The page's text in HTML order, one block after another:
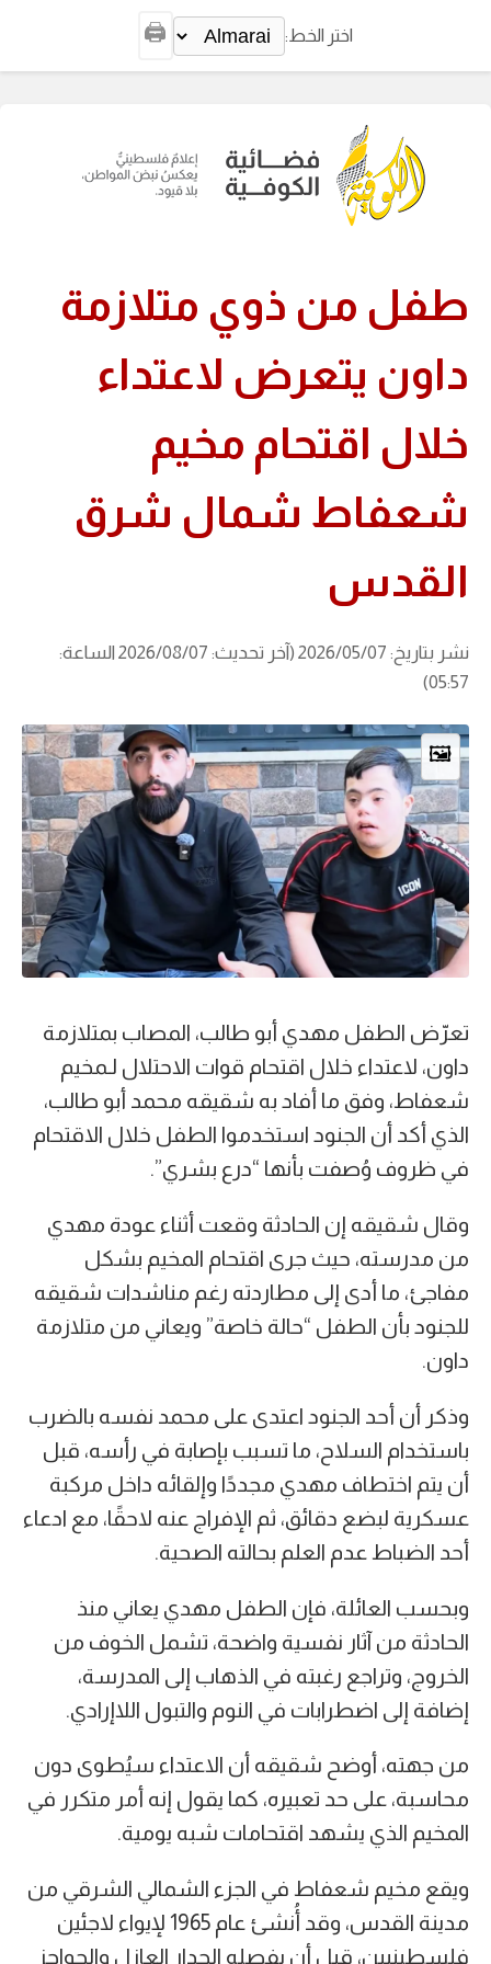
اختر الخط: 🖨️
طفل من ذوي متلازمة
داون يتعرض لاعتداء
خلال اقتحام مخيم
شعفاط شمال شرق
القدس
نشر بتاريخ: 2026/05/07 (آخر تحديث: 2026/08/07 الساعة:
05:57)
🖼️
تعرّض الطفل مهدي أبو طالب، المصاب بمتلازمة
داون، لاعتداء خلال اقتحام قوات الاحتلال لـمخيم
شعفاط، وفق ما أفاد به شقيقه محمد أبو طالب،
الذي أكد أن الجنود استخدموا الطفل خلال الاقتحام
في ظروف وُصفت بأنها “درع بشري”.
وقال شقيقه إن الحادثة وقعت أثناء عودة مهدي
من مدرسته، حيث جرى اقتحام المخيم بشكل
مفاجئ، ما أدى إلى مطاردته رغم مناشدات شقيقه
للجنود بأن الطفل “حالة خاصة” ويعاني من متلازمة
داون.
وذكر أن أحد الجنود اعتدى على محمد نفسه بالضرب
باستخدام السلاح، ما تسبب بإصابة في رأسه، قبل
أن يتم اختطاف مهدي مجددًا وإلقائه داخل مركبة
عسكرية لبضع دقائق، ثم الإفراج عنه لاحقًا، مع ادعاء
أحد الضباط عدم العلم بحالته الصحية.
وبحسب العائلة، فإن الطفل مهدي يعاني منذ
الحادثة من آثار نفسية واضحة، تشمل الخوف من
الخروج، وتراجع رغبته في الذهاب إلى المدرسة،
إضافة إلى اضطرابات في النوم والتبول اللاإرادي.
من جهته، أوضح شقيقه أن الاعتداء سيُطوى دون
محاسبة، على حد تعبيره، كما يقول إنه أمر متكرر في
المخيم الذي يشهد اقتحامات شبه يومية.
ويقع مخيم شعفاط في الجزء الشمالي الشرقي من
مدينة القدس، وقد أُنشئ عام 1965 لإيواء لاجئين
فلسطينيين، قبل أن يفصله الجدار العازل والحواجز